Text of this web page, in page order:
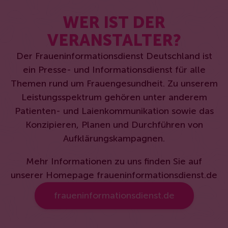
WER IST DER
VERANSTALTER?
Der Fraueninformationsdienst Deutschland ist
ein Presse- und Informationsdienst für alle
Themen rund um Frauengesundheit. Zu unserem
Leistungsspektrum gehören unter anderem
Patienten- und Laienkommunikation sowie das
Konzipieren, Planen und Durchführen von
Aufklärungskampagnen.
Mehr Informationen zu uns finden Sie auf
unserer Homepage fraueninformationsdienst.de
fraueninformationsdienst.de